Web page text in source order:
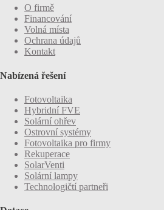
O firmě
Financování
Volná místa
Ochrana údajů
Kontakt
Nabízená řešení
Fotovoltaika
Hybridní FVE
Solární ohřev
Ostrovní systémy
Fotovoltaika pro firmy
Rekuperace
SolarVenti
Solární lampy
Technologičtí partneři